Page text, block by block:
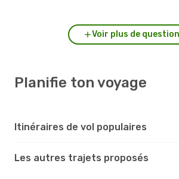
Voir plus de
Planifie ton voyage
Itinéraires de vol populaires
Les autres trajets proposés